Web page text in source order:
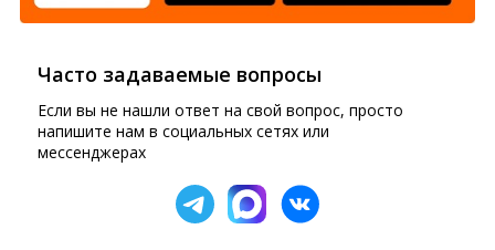
Часто задаваемые вопросы
Если вы не нашли ответ на свой вопрос, просто
напишите нам в социальных сетях или
мессенджерах